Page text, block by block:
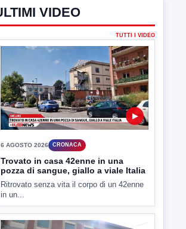
ULTIMI VIDEO
TUTTI I VIDEO
▶